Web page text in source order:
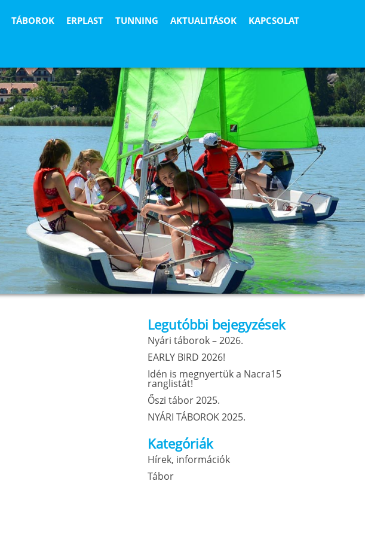
TÁBOROK ERPLAST TUNNING AKTUALITÁSOK
KAPCSOLAT
Legutóbbi bejegyzések
Nyári táborok – 2026.
EARLY BIRD 2026!
Idén is megnyertük a Nacra15
ranglistát!
Őszi tábor 2025.
NYÁRI TÁBOROK 2025.
Kategóriák
Hírek, információk
Tábor